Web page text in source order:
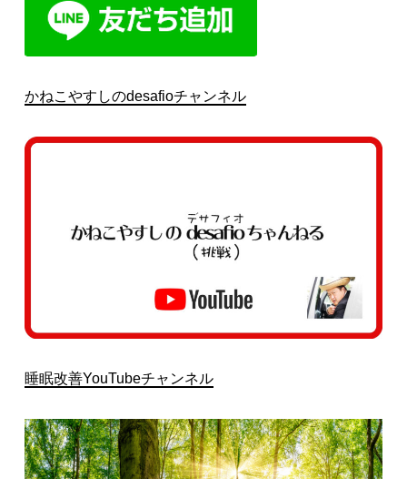
かねこやすしのdesafioチャンネル
睡眠改善YouTubeチャンネル